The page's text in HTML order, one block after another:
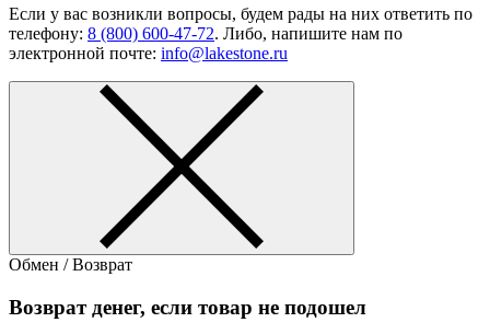
Если у вас возникли вопросы, будем рады на них ответить по
телефону: 8 (800) 600-47-72. Либо, напишите нам по
электронной почте: info@lakestone.ru
Обмен / Возврат
Возврат денег, если товар не подошел